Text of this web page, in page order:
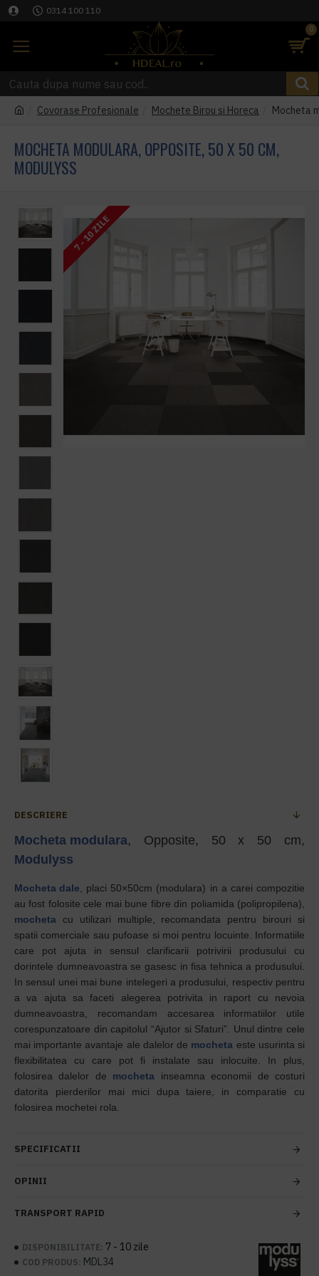
0314 100 110
0
Covorase Profesionale Mochete Birou si Horeca Mocheta
MOCHETA MODULARA, OPPOSITE, 50 X 50 CM,
MODULYSS
7 - 10 ZILE
DESCRIERE
Mocheta modulara, Opposite, 50 x 50 cm,
Modulyss
Mocheta dale, placi 50×50cm (modulara) in a carei compozitie
au fost folosite cele mai bune fibre din poliamida (polipropilena),
mocheta cu utilizari multiple, recomandata pentru birouri si
spatii comerciale sau pufoase si moi pentru locuinte. Informatiile
care pot ajuta in sensul clarificarii potrivirii produsului cu
dorintele dumneavoastra se gasesc in fisa tehnica a produsului.
In sensul unei mai bune intelegeri a produsului, respectiv pentru
a va ajuta sa faceti alegerea potrivita in raport cu nevoia
dumneavoastra, recomandam accesarea informatiilor utile
corespunzatoare din capitolul “Ajutor si Sfaturi”. Unul dintre cele
mai importante avantaje ale dalelor de mocheta este usurinta si
flexibilitatea cu care pot fi instalate sau inlocuite. In plus,
folosirea dalelor de mocheta inseamna economii de costuri
datorita pierderilor mai mici dupa taiere, in comparatie cu
folosirea mochetei rola.
SPECIFICATII
OPINII
TRANSPORT RAPID
DISPONIBILITATE: 7 - 10 zile
COD PRODUS: MDL34